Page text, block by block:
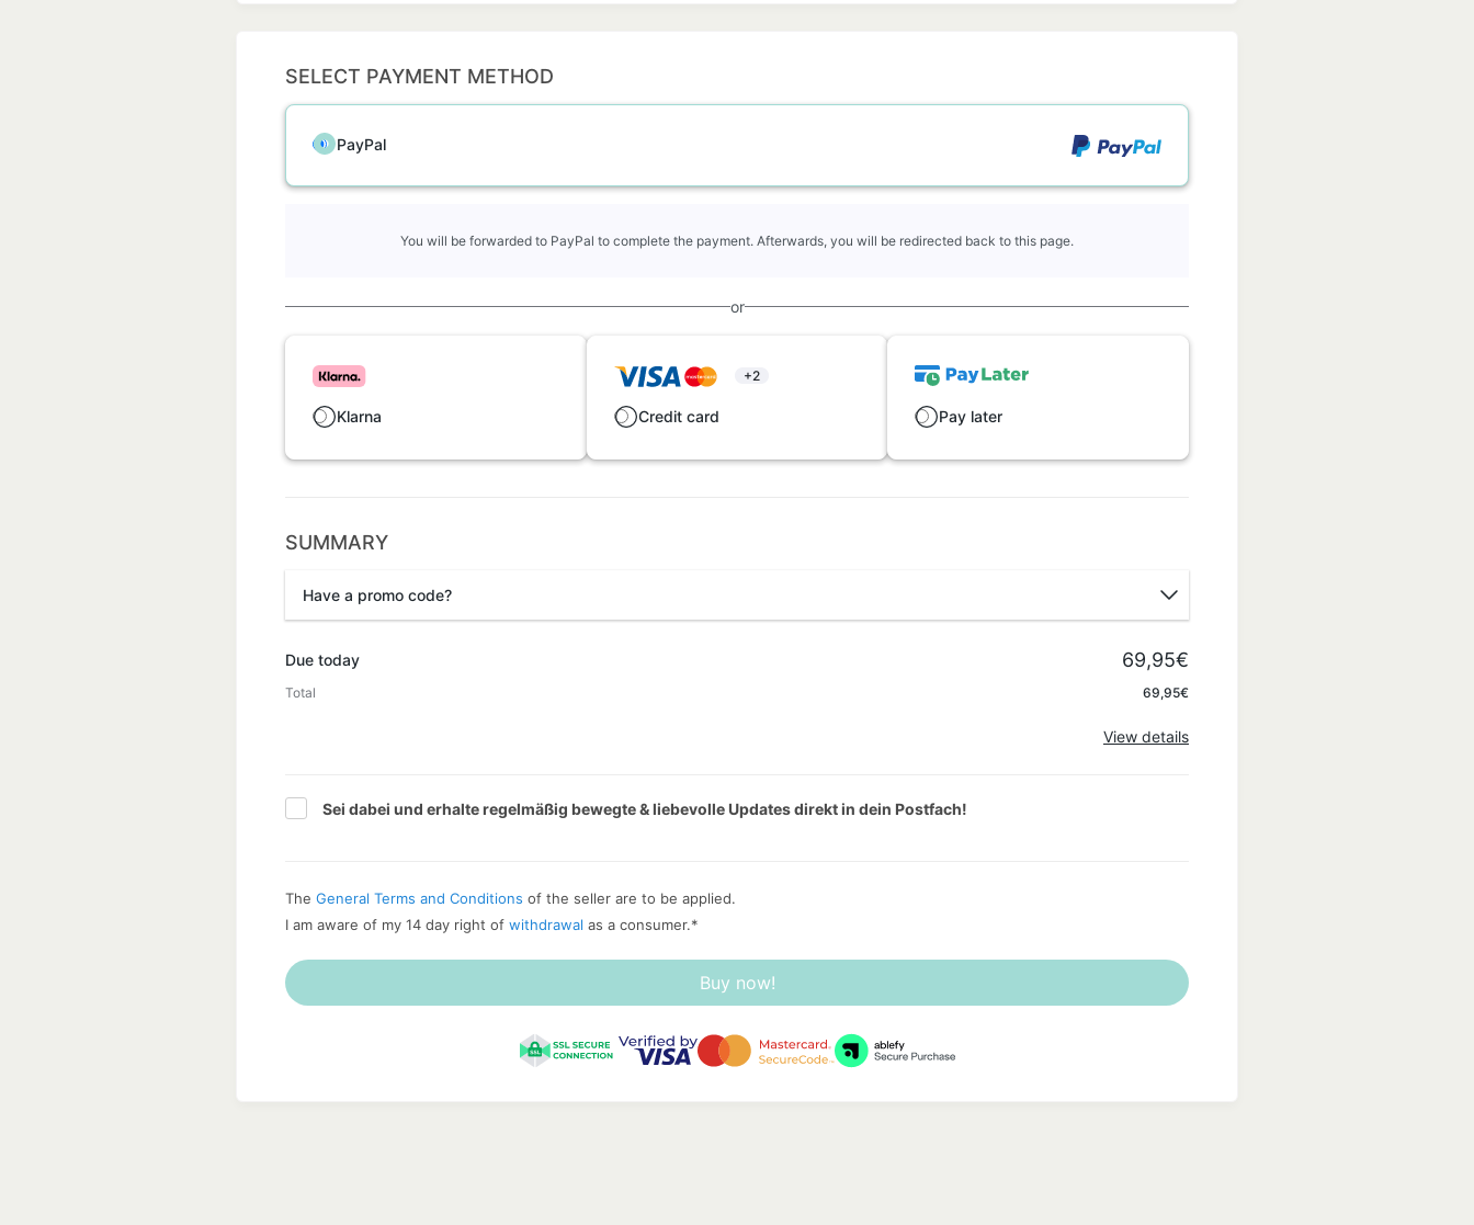
SELECT PAYMENT METHOD
PayPal
You will be forwarded to PayPal to complete the payment. Afterwards, you will be redirected back to this page.
or
Klarna
+2
Credit card Pay later
SUMMARY
Have a promo code?
Due today 69,95€
Total 69,95€
View details
Sei dabei und erhalte regelmäßig bewegte & liebevolle Updates direkt in dein Postfach!
The General Terms and Conditions of the seller are to be applied.
I am aware of my 14 day right of withdrawal as a consumer.*
Buy now!